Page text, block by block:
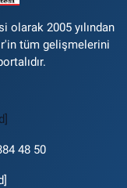
olarak 2005 yılından
tüm gelişmelerini
48 50